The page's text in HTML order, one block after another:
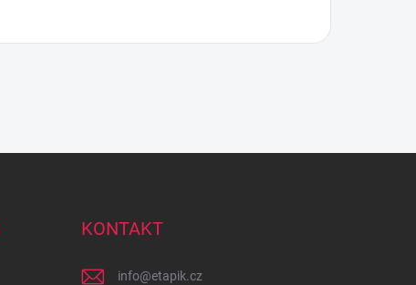
KONTAKT
info@etapik.cz